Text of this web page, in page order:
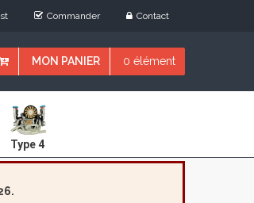
Commander Contact
MON PANIER 0 élément
Type 4